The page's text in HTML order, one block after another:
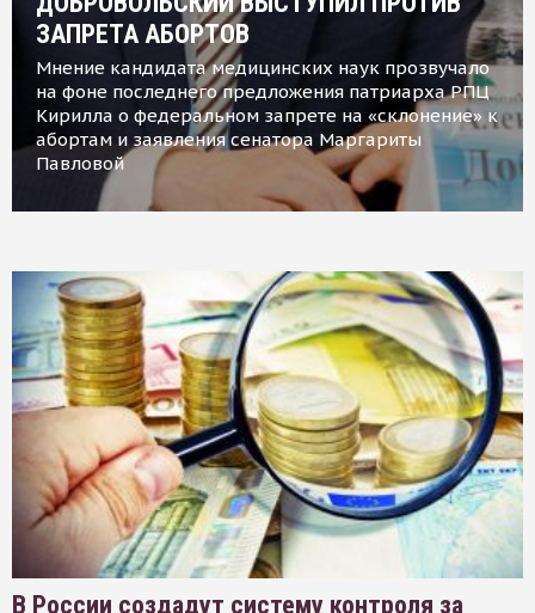
ЗАПРЕТА АБОРТОВ
Мнение кандидата медицинских наук прозвучало
на фоне последнего предложения патриарха РПЦ
Кирилла о федеральном запрете на «склонение» к
абортам и заявления сенатора Маргариты
Павловой
В России создадут систему контроля за